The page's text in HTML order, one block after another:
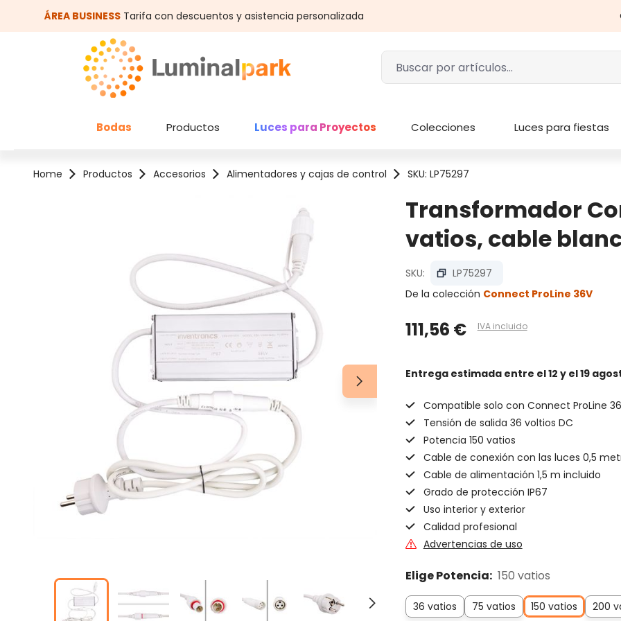
al contenido principal
Saltar a la búsqueda
ÁREA BUSINESS Tarifa con descuentos y asistencia personalizada
Bodas Productos Luces para Proyectos Colecciones Luces para fiestas
Home Productos Accesorios Alimentadores y cajas de control SKU: LP75297
Transformador
vatios, cable
SKU:
LP75297
De la colección Connect ProLine 36V
111,56 € IVA incluido
Entrega estimada entre el 12 y el 19
Compatible solo con Connect ProLine
Tensión de salida 36 voltios DC
Potencia 150 vatios
Cable de conexión con las luces 0,5
Cable de alimentación 1,5 m incluido
Grado de protección IP67
Uso interior y exterior
Calidad profesional
Advertencias de uso
Elige Potencia: 150 vatios
36 vatios 75 vatios 150 vatios 200